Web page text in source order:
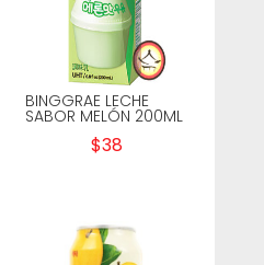
BINGGRAE LECHE
SABOR MELÓN 200ML
$38